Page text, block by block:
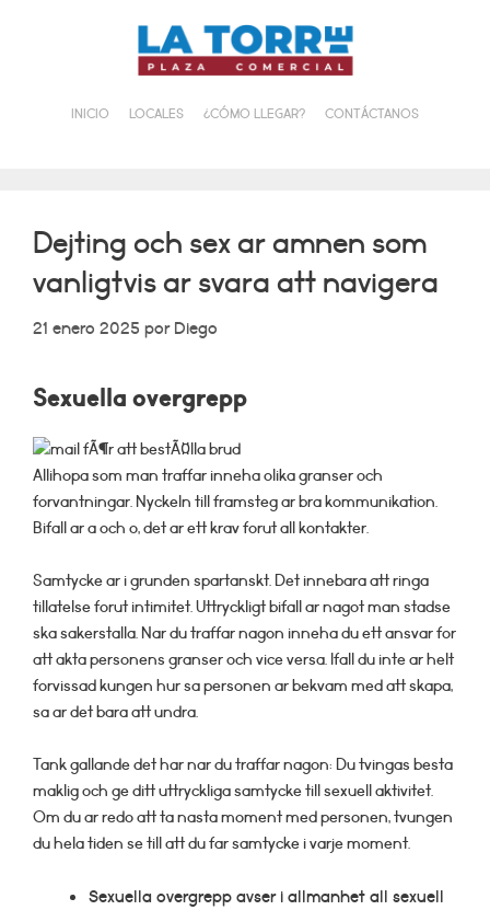
INICIO LOCALES ¿CÓMO LLEGAR? CONTÁCTANOS
Dejting och sex ar amnen som
vanligtvis ar svara att navigera
21 enero 2025 porDiego
Sexuella overgrepp
Allihopa som man traffar inneha olika granser och
forvantningar. Nyckeln till framsteg ar bra kommunikation.
Bifall ar a och o, det ar ett krav forut all kontakter.
Samtycke ar i grunden spartanskt. Det innebara att ringa
tillatelse forut intimitet. Uttryckligt bifall ar nagot man stadse
ska sakerstalla. Nar du traffar nagon inneha du ett ansvar for
att akta personens granser och vice versa. Ifall du inte ar helt
forvissad kungen hur sa personen ar bekvam med att skapa,
sa ar det bara att undra.
Tank gallande det har nar du traffar nagon: Du tvingas besta
maklig och ge ditt uttryckliga samtycke till sexuell aktivitet.
Om du ar redo att ta nasta moment med personen, tvungen
du hela tiden se till att du far samtycke i varje moment.
Sexuella overgrepp avser i allmanhet all sexuell